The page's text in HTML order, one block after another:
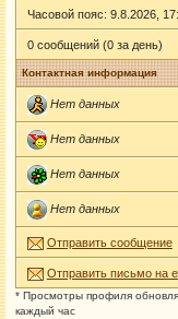
Часовой пояс: 9.8.2026,
0 сообщений (0 за день)
Контактная информация
Нет данных
Нет данных
Нет данных
Нет данных
Отправить сообщение
Отправить письмо на
* Просмотры профиля
каждый час